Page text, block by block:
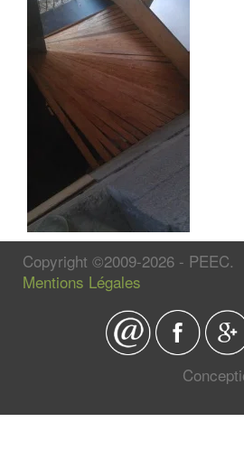
Copyright ©2009-2026 - PEEC.
Mentions Légales